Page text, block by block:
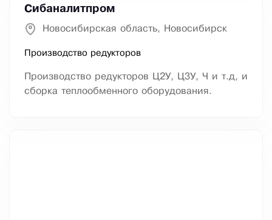
Сибаналитпром
Новосибирская область, Новосибирск
Производство редукторов
Производство редукторов Ц2У, Ц3У, Ч и т.д, и
сборка теплообменного оборудования.